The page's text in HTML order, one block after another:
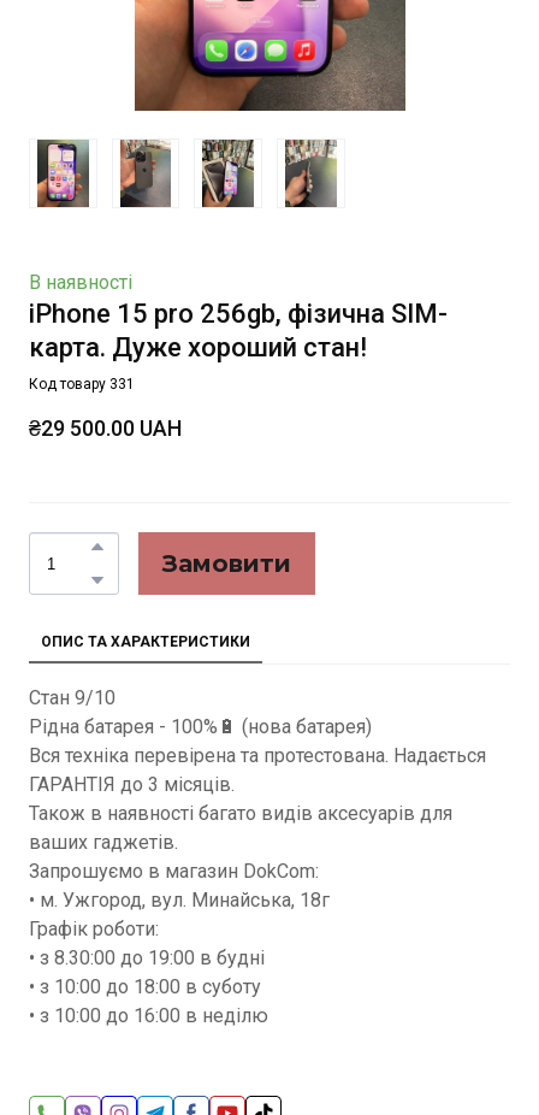
В наявності
iPhone 15 pro 256gb, фізична SIM-
карта. Дуже хороший стан!
Код товару 331
₴29 500.00 UAH
Замовити
ОПИС ТА ХАРАКТЕРИСТИКИ
Стан 9/10
Рідна батарея - 100%🔋 (нова батарея)
Вся техніка перевірена та протестована. Надається
ГАРАНТІЯ до 3 місяців.
Також в наявності багато видів аксесуарів для
ваших гаджетів.
Запрошуємо в магазин DokCom:
• м. Ужгород, вул. Минайська, 18г
Графік роботи:
• з 8.30:00 до 19:00 в будні
• з 10:00 до 18:00 в суботу
• з 10:00 до 16:00 в неділю